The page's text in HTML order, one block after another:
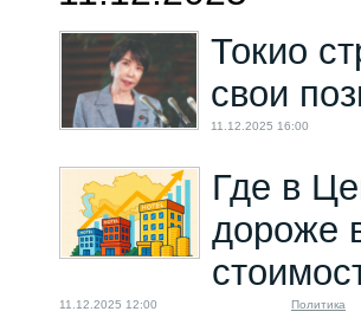
Токио
свои
11.12.2025 16:00
Где в
дороже
11.12.2025 12:00 Политика